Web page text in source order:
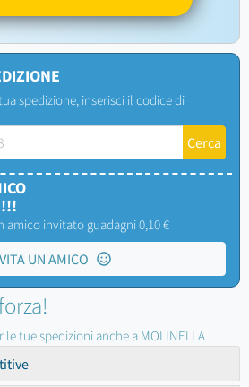
spedizione, inserisci il codice di
!!!
amico invitato guadagni 0,10 €
UN AMICO
tue spedizioni anche a MOLINELLA